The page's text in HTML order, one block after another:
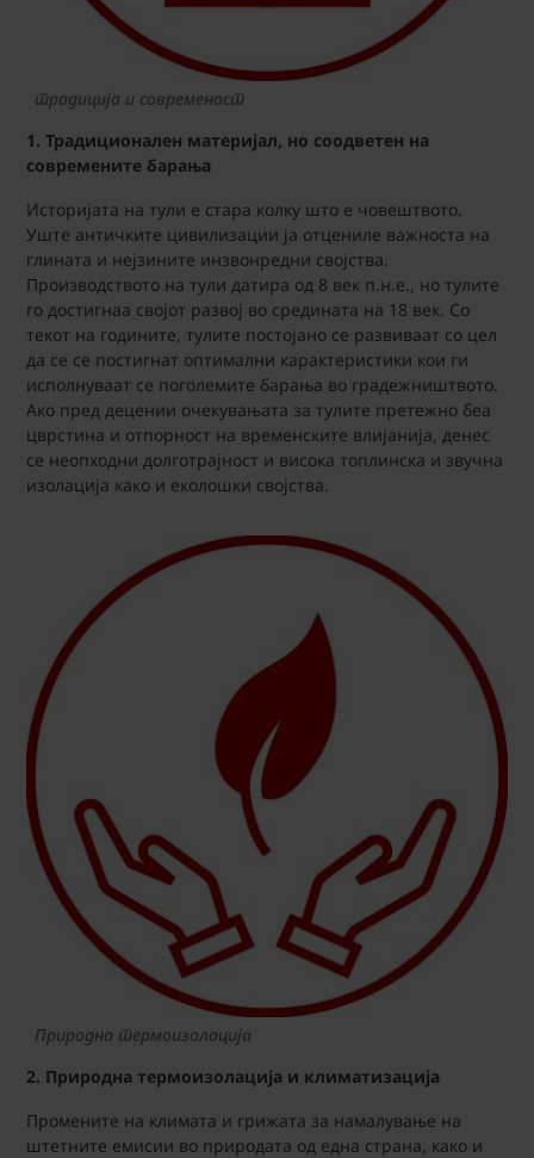
традиција и современост
1. Традиционален материјал, но соодветен на
современите барања
Историјата на тули е стара колку што е човештвото.
Уште античките цивилизации ја отцениле важноста на
глината и нејзините инзвонредни својства.
Производството на тули датира од 8 век п.н.е., но тулите
го достигнаа својот развој во средината на 18 век. Со
текот на годините, тулите постојано се развиваат со цел
да се се постигнат оптимални карактеристики кои ги
исполнуваат се поголемите барања во градежништвото.
Ако пред децении очекувањата за тулите претежно беа
цврстина и отпорност на временските влијанија, денес
се неопходни долготрајност и висока топлинска и звучна
изолација како и еколошки својства.
Природна термоизолација
2. Природна термоизолација и климатизација
Промените на климата и грижата за намалување на
штетните емисии во природата од една страна, како и